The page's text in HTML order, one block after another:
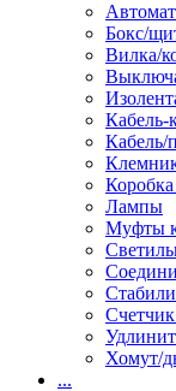
Бокс/
Вилка/
Кабель-
Кабель/
Коробка
Лампы
Муфты
Хомут/
...